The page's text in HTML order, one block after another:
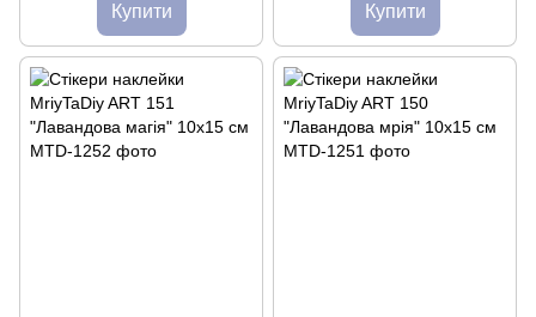
Купити Купити